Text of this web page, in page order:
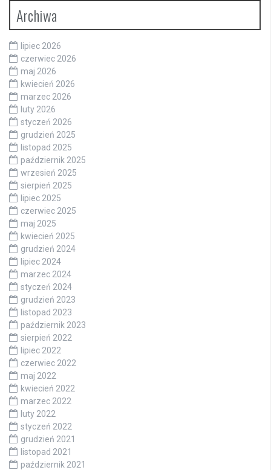
Archiwa
lipiec 2026
czerwiec 2026
maj 2026
kwiecień 2026
marzec 2026
luty 2026
styczeń 2026
grudzień 2025
listopad 2025
październik 2025
wrzesień 2025
sierpień 2025
lipiec 2025
czerwiec 2025
maj 2025
kwiecień 2025
grudzień 2024
lipiec 2024
marzec 2024
styczeń 2024
grudzień 2023
listopad 2023
październik 2023
sierpień 2022
lipiec 2022
czerwiec 2022
maj 2022
kwiecień 2022
marzec 2022
luty 2022
styczeń 2022
grudzień 2021
listopad 2021
październik 2021